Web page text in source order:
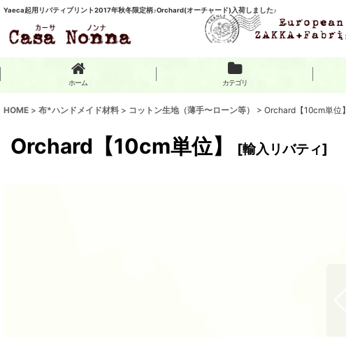
Yaeca起用リバティプリント2017年秋冬限定柄♪Orchard(オーチャード)入荷しました♪
ホーム カテゴリ
HOME > 布*ハンドメイド材料 > コットン生地（薄手〜ローン等） > Orchard【10cm単位】
Orchard【10cm単位】 [輸入リバティ]